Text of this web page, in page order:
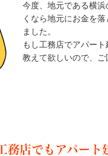
今度、地元である横
くなら地元にお金を
ました。
もし工務店でアパー
教えて欲しいので、ご
務店でもアパート